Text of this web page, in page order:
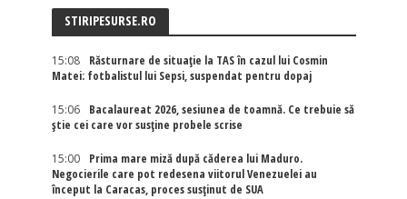
STIRIPESURSE.RO
15:08
Răsturnare de situație la TAS în cazul lui Cosmin
Matei: fotbalistul lui Sepsi, suspendat pentru dopaj
15:06
Bacalaureat 2026, sesiunea de toamnă. Ce trebuie să
știe cei care vor susține probele scrise
15:00
Prima mare miză după căderea lui Maduro.
Negocierile care pot redesena viitorul Venezuelei au
început la Caracas, proces susținut de SUA